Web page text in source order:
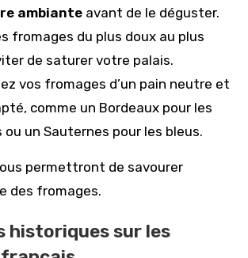
ambiante avant de le déguster.
fromages du plus doux au plus
de saturer votre palais.
vos fromages d’un pain neutre et
comme un Bordeaux pour les
un Sauternes pour les bleus.
permettront de savourer
des fromages.
historiques sur les